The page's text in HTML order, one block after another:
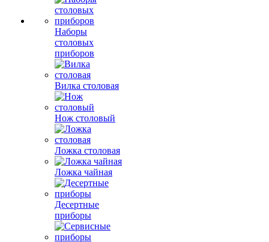
Наборы
столовых
приборов
Вилка столовая
Нож столовый
Ложка столовая
Ложка чайная
Десертные
приборы